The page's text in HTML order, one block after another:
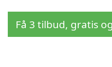
Få 3 tilbud, gratis